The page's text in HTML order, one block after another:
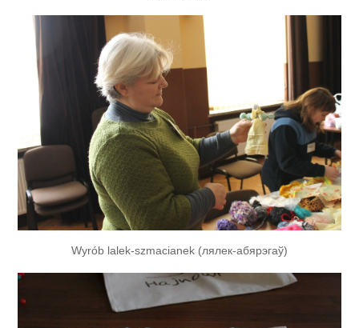
Wyrób lalek-szmacianek (лялек-абярэгаў)